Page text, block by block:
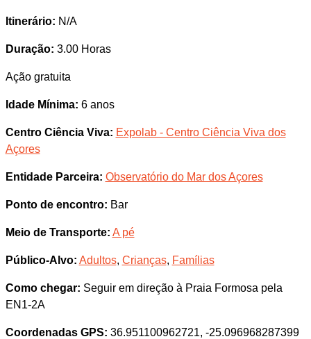
Itinerário: N/A
Duração: 3.00 Horas
Ação gratuita
Idade Mínima: 6 anos
Centro Ciência Viva: Expolab - Centro Ciência Viva dos
Açores
Entidade Parceira: Observatório do Mar dos Açores
Ponto de encontro: Bar
Meio de Transporte: A pé
Público-Alvo: Adultos, Crianças, Famílias
Como chegar: Seguir em direção à Praia Formosa pela
EN1-2A
Coordenadas GPS: 36.951100962721, -25.096968287399